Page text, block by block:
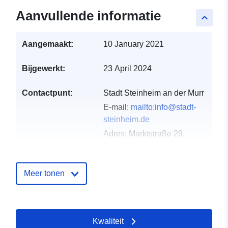
keyboard_arrow_up
Aanvullende informatie
Aangemaakt: 10 January 2021
Bijgewerkt: 23 April 2024
Contactpunt:
Stadt Steinheim an der Murr
E-mail: mailto:info@stadt-
steinheim.de
Adres: Marktstraße 29,
Catalogusregister
Toegevoegd aan data.europa.eu:
21 February 2026
Meer tonen
Kwaliteit